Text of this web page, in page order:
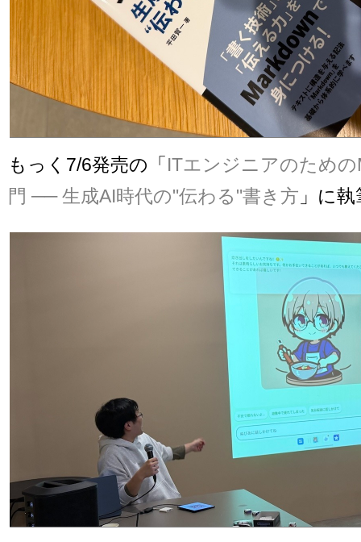
もっく7/6発売の「ITエンジニアのため
門 ── 生成AI時代の"伝わる"書き方 」に